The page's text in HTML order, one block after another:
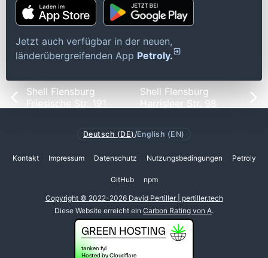
Jetzt auch verfügbar in der neuen,
länderübergreifenden App Petroly.
Shell Flensburg
Friesische Str. 191
Shell Flensburg
Harrisleer Str. 98
Deutsch (DE) /English (EN)
Kontakt Impressum Datenschutz Nutzungsbedingungen Petroly
GitHub npm
Copyright © 2022-2026 David Pertiller | pertiller.tech
Diese Website erreicht ein Carbon Rating von A.